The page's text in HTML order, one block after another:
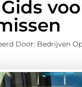
Door: Bedrijven